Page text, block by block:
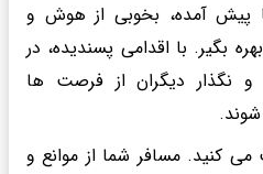
پیش آمده، بخوبی از هوش و
بگیر. با اقدامی پسندیده، در
نگذار دیگران از فرصت ها
شوند.
کنید. مسافر شما از موانع و